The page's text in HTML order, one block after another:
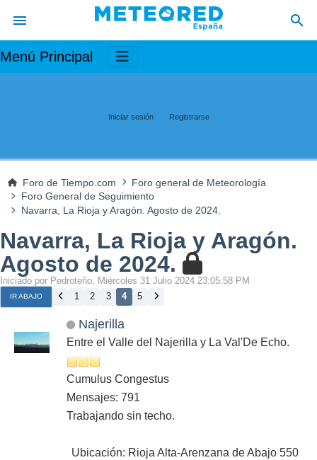
Menú Principal
Iniciar sesión Registrarse
Foro de Tiempo.com
Foro general de Meteorología
Foro General de Seguimiento
Navarra, La Rioja y Aragón. Agosto de 2024.
Navarra, La Rioja y Aragón.
Agosto de 2024.
Iniciado por Pedroteño, Miércoles 31 Julio 2024 23:05:58 PM
IR ABAJO 1 2 3 4 5
Najerilla
Entre el Valle del Najerilla y La Val'De Echo.
Cumulus Congestus
Mensajes: 791
Trabajando sin techo.
Ubicación: Rioja Alta-Arenzana de Abajo 550